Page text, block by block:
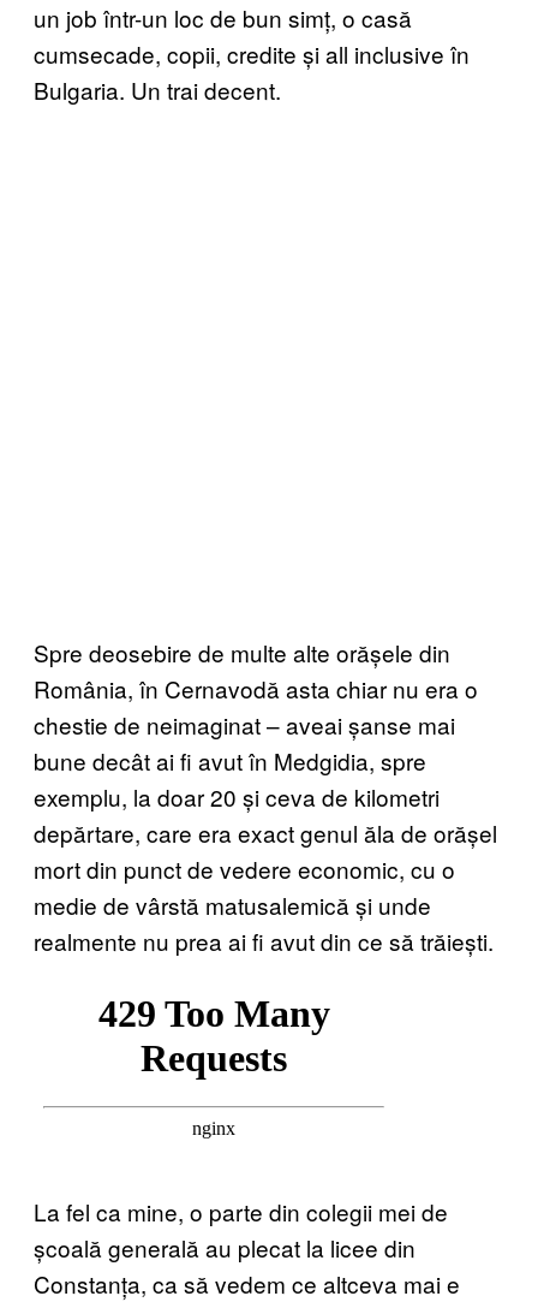
un job într-un loc de bun simț, o casă
cumsecade, copii, credite și all inclusive în
Bulgaria. Un trai decent.
Spre deosebire de multe alte orășele din
România, în Cernavodă asta chiar nu era o
chestie de neimaginat – aveai șanse mai
bune decât ai fi avut în Medgidia, spre
exemplu, la doar 20 și ceva de kilometri
depărtare, care era exact genul ăla de orășel
mort din punct de vedere economic, cu o
medie de vârstă matusalemică și unde
realmente nu prea ai fi avut din ce să trăiești.
La fel ca mine, o parte din colegii mei de
școală generală au plecat la licee din
Constanța, ca să vedem ce altceva mai e